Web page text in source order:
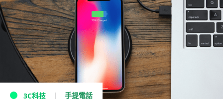
3C科技 手提電話